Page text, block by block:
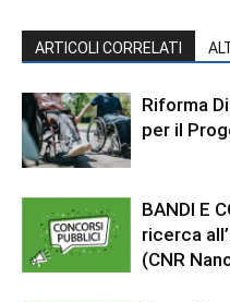
ARTICOLI CORRELATI
Riforma
per il
BANDI E
ricerca
(CNR